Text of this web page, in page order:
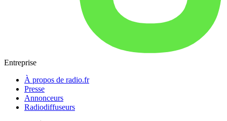
Entreprise
À propos de radio.fr
Presse
Annonceurs
Radiodiffuseurs